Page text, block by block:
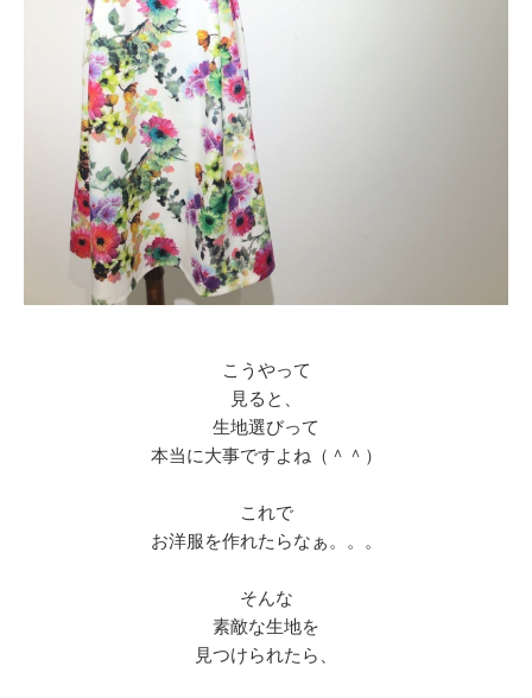
こうやって
見ると、
生地選びって
本当に大事ですよね（＾＾）
これで
お洋服を作れたらなぁ。。。
そんな
素敵な生地を
見つけられたら、